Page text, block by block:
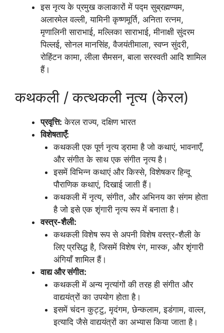
इस नृत्य के प्रमुख कलाकारों में पद्म सुब्रह्मण्यम,
अलारमेल वल्ली, यामिनी कृष्णमूर्ति, अनिता रत्नम,
मृणालिनी साराभाई, मल्लिका साराभाई, मीनाक्षी सुंदरम
पिल्लई, सोनल मानसिंह, वैजयंतीमाला, स्वप्न सुंदरी,
रोहिंटन कामा, लीला सैमसन, बाला सरस्वती आदि शामिल
हैं।
कथकली / कत्थकली नृत्य (केरल)
प्रवृत्ति: केरल राज्य, दक्षिण भारत
विशेषताएँ:
कथकली एक पूर्ण नृत्य ड्रामा है जो कथाएं, भावनाएँ,
और संगीत के साथ एक संगीत नृत्य है।
इसमें विभिन्न कथाएं और किस्से, विशेषकर हिन्दू
पौराणिक कथाएं, दिखाई जाती हैं।
कथकली में नृत्य, संगीत, और अभिनय का संगम होता
है जो इसे एक शृंगारी नृत्य रूप में बनाता है।
वस्त्र-शैली:
कथकली विशेष रूप से अपनी विशेष वस्त्र-शैली के
लिए प्रसिद्ध है, जिसमें विशेष रंग, मास्क, और शृंगारी
अंगियाँ शामिल हैं।
वाद्य और संगीत:
कथकली में अन्य नृत्यांगों की तरह ही संगीत और
वाद्ययंत्रों का उपयोग होता है।
इसमें चंदन कुट्टु, मृदंगम, छेन्कलाम, इडंगाम, वाल्ल,
इत्यादि जैसे वाद्ययंत्रों का अभ्यास किया जाता है।